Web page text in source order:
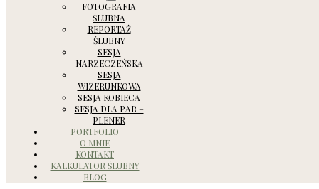
FOTOGRAFIA
ŚLUBNA
REPORTAŻ
ŚLUBNY
SESJA
NARZECZEŃSKA
SESJA
WIZERUNKOWA
SESJA KOBIECA
SESJA DLA PAR –
PLENER
PORTFOLIO
O MNIE
KONTAKT
KALKULATOR ŚLUBNY
BLOG